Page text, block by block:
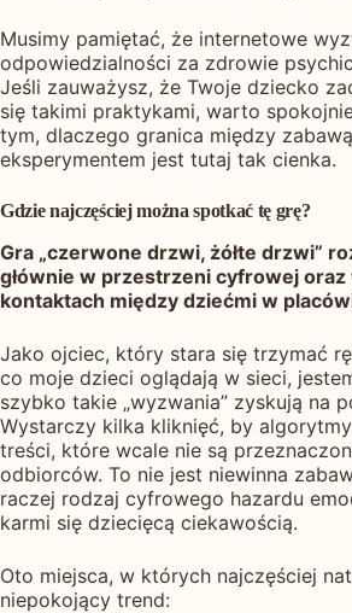
Musimy pamiętać, że internetowe
odpowiedzialności za zdrowie
Jeśli zauważysz, że Twoje dziecko
się takimi praktykami, warto
tym, dlaczego granica między
eksperymentem jest tutaj tak cienka.
Gdzie najczęściej można spotkać tę grę?
Gra „czerwone drzwi, żółte drzwi”
głównie w przestrzeni cyfrowej
kontaktach między dziećmi w
Jako ojciec, który stara się trzymać
co moje dzieci oglądają w sieci,
szybko takie „wyzwania” zyskują na
Wystarczy kilka kliknięć, by
treści, które wcale nie są
odbiorców. To nie jest niewinna
raczej rodzaj cyfrowego hazardu
karmi się dziecięcą ciekawością.
Oto miejsca, w których najczęściej
niepokojący trend: